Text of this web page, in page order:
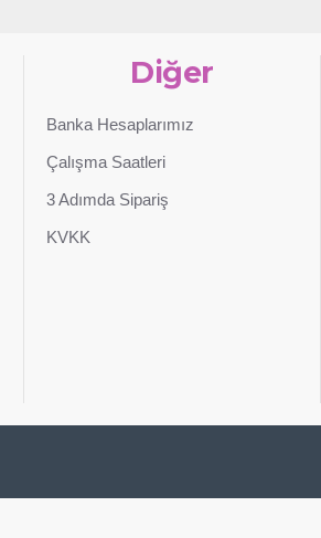
Diğer
Banka Hesaplarımız
Çalışma Saatleri
3 Adımda Sipariş
KVKK